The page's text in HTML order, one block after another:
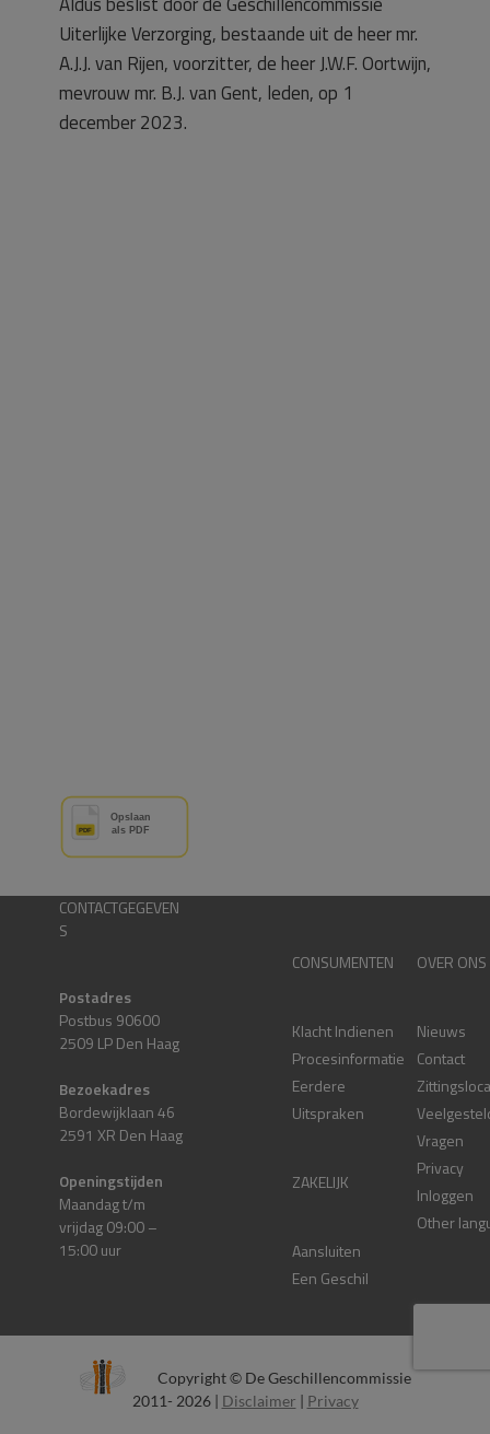
Uiterlijke Verzorging, bestaande uit de heer mr.
A.J.J. van Rijen, voorzitter, de heer J.W.F. Oortwijn,
mevrouw mr. B.J. van Gent, leden, op 1
december 2023.
CONTACTGEGEVEN
S
Postadres
Postbus 90600
2509 LP Den Haag
Bezoekadres
Bordewijklaan 46
2591 XR Den Haag
Openingstijden
Maandag t/m
vrijdag 09:00 –
15:00 uur
CONSUMENTEN
Klacht Indienen
Procesinformatie
Eerdere
Uitspraken
ZAKELIJK
Aansluiten
Een Geschil
OVER ONS
Nieuws
Contact
Vragen
Privacy
Inloggen
Other
Copyright © De Geschillencommissie
2011- 2026 | Disclaimer | Privacy